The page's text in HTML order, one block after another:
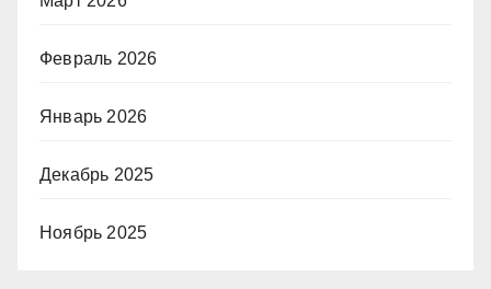
Февраль 2026
Январь 2026
Декабрь 2025
Ноябрь 2025